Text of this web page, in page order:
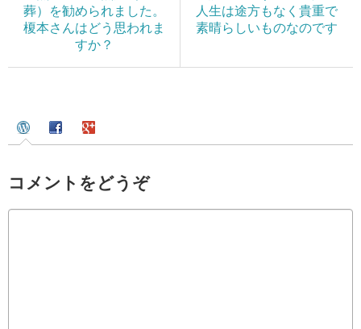
葬）を勧められました。
榎本さんはどう思われま
すか？
人生は途方もなく貴重で
素晴らしいものなのです
コメントをどうぞ